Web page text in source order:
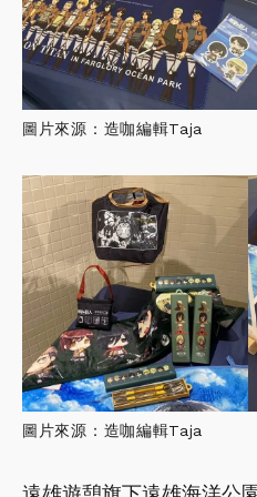
圖片來源：造咖編輯Taja
圖片來源：造咖編輯Taja